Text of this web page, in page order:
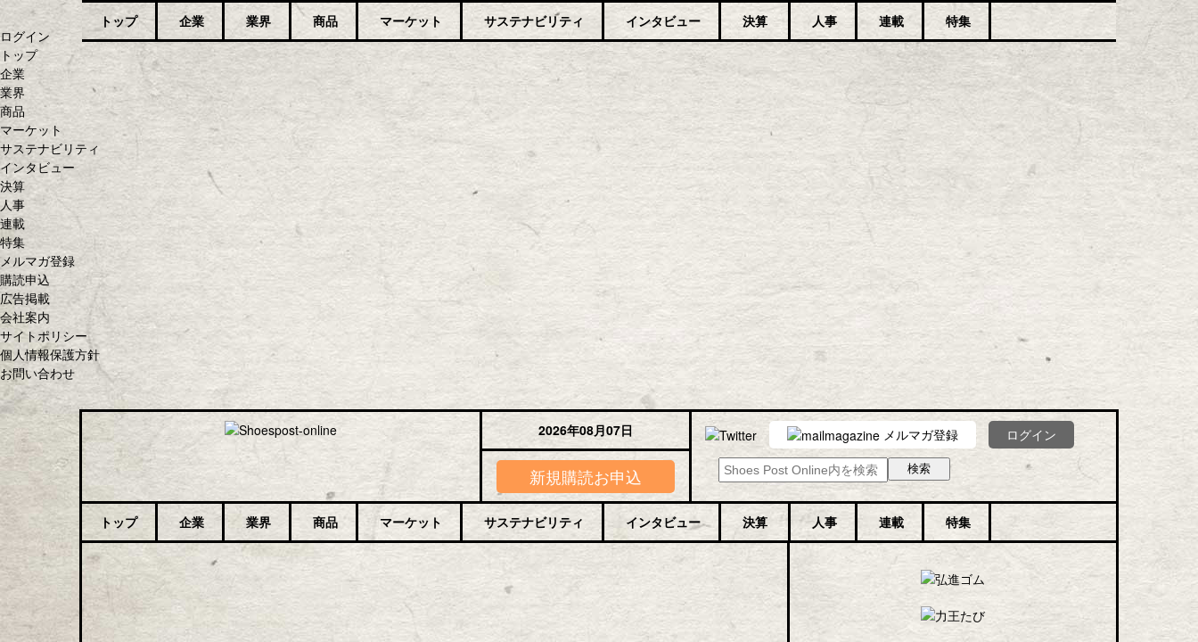
ログイン
トップ
企業
業界
商品
マーケット
サステナビリティ
インタビュー
決算
人事
連載
特集
メルマガ登録
購読申込
広告掲載
会社案内
サイトポリシー
個人情報保護方針
お問い合わせ
2026年08月07日
新規購読お申込
メルマガ登録 ログイン
トップ 企業 業界 商品 マーケット サステナビリティ インタビュー 決算 人事 連載 特集
トップ 企業 業界 商品 マーケット サステナビリティ インタビュー 決算 人事 連載 特集